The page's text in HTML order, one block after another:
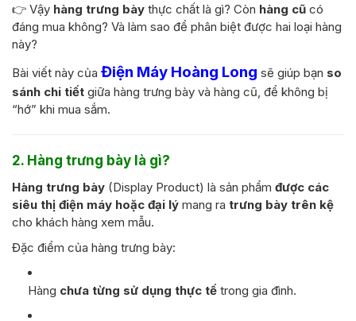
👉 Vậy hàng trưng bày thực chất là gì? Còn hàng cũ có
đáng mua không? Và làm sao để phân biệt được hai loại hàng
này?
Bài viết này của Điện Máy Hoàng Long sẽ giúp bạn so
sánh chi tiết giữa hàng trưng bày và hàng cũ, để không bị
“hớ” khi mua sắm.
2. Hàng trưng bày là gì?
Hàng trưng bày (Display Product) là sản phẩm được các
siêu thị điện máy hoặc đại lý mang ra trưng bày trên kệ
cho khách hàng xem mẫu.
Đặc điểm của hàng trưng bày:
Hàng chưa từng sử dụng thực tế trong gia đình.